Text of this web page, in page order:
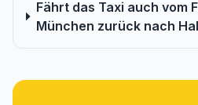
Fährt das Taxi auch vom
München zurück nach